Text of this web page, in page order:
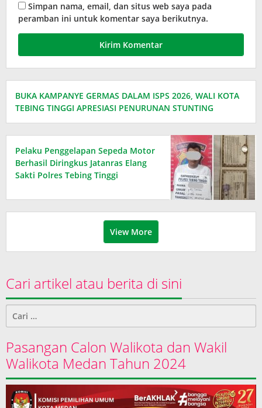
Simpan nama, email, dan situs web saya pada
peramban ini untuk komentar saya berikutnya.
BUKA KAMPANYE GERMAS DALAM ISPS 2026, WALI KOTA
TEBING TINGGI APRESIASI PENURUNAN STUNTING
Pelaku Penggelapan Sepeda Motor
Berhasil Diringkus Jatanras Elang
Sakti Polres Tebing Tinggi
View More
Cari artikel atau berita di sini
Cari
Pasangan Calon Walikota dan Wakil
Walikota Medan Tahun 2024